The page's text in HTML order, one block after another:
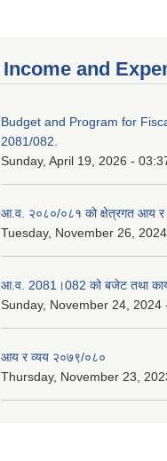
Income and
Budget and Program for
2081/082.
Sunday, April 19, 2026 -
आ.व. २०८०/०८१ को क्षेत्रगत आय र
Tuesday, November 26,
आ.व. 2081।082 को बजेट तथा
Sunday, November 24, 2024
आय र व्यय २०७९/०८०
Thursday, November 23,